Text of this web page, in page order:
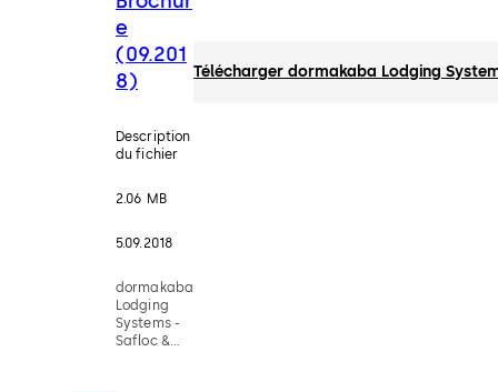
e
(09.201
8)
Description
du fichier
2.06 MB
5.09.2018
dormakaba
Lodging
Systems -
Safloc &
Télécharger dormakaba Lodging